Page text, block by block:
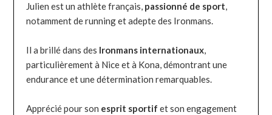
Julien est un athlète français, passionné de sport,
notamment de running et adepte des Ironmans.
Il a brillé dans des Ironmans internationaux,
particulièrement à Nice et à Kona, démontrant une
endurance et une détermination remarquables.
Apprécié pour son esprit sportifet son engagement